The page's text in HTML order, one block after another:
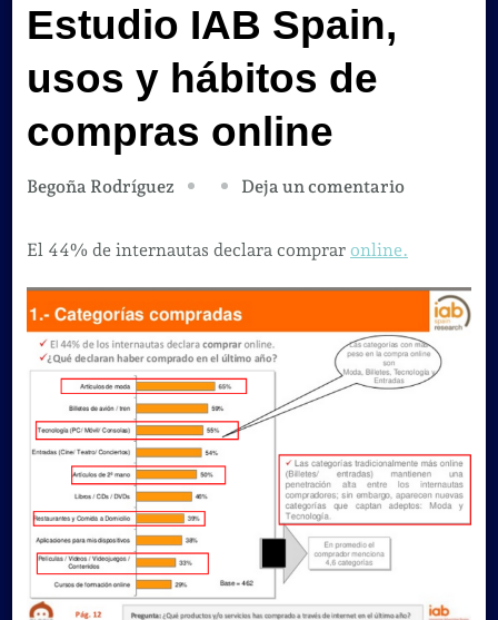
Estudio IAB Spain,
usos y hábitos de
compras online
Begoña Rodríguez Deja un comentarioen
usos
y
hábitos
de
online
El 44% de internautas declara comprar online.